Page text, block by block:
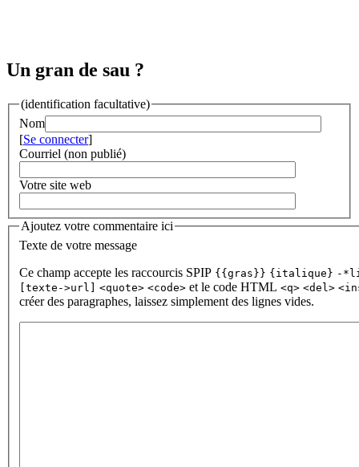
Un gran de sau ?
(identification facultative)
Nom
[Se connecter]
Courriel (non publié)
Votre site web
Ajoutez votre commentaire ici
Texte de votre message
Ce champ accepte les raccourcis SPIP {{gras}} {italique} -
[texte->url] <quote> <code> et le code HTML <q> <del>
créer des paragraphes, laissez simplement des lignes vides.